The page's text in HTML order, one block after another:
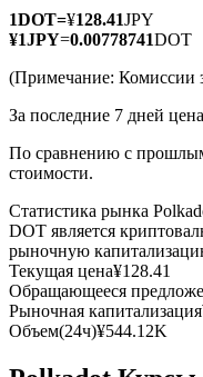
USDC фьючерсы
Фьючерсы с
1DOT=¥128.41JPY
¥1JPY=0.00778741DOT
(Примечание: Комиссии
За последние 7 дней
По сравнению с
стоимости.
Статистика рынка
DOT является
рыночную
Текущая цена¥128.41
Обращающееся
Рыночная капитализация
Объем(24ч)¥544.12K